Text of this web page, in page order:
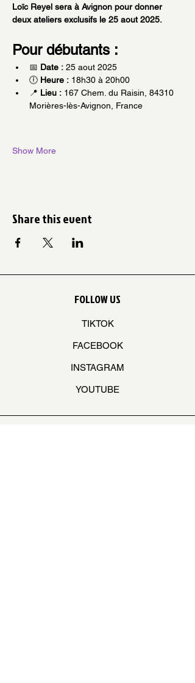
Loïc Reyel sera à Avignon pour donner
deux ateliers exclusifs le 25 aout 2025.
Pour débutants :
📅 Date : 25 aout 2025
🕕 Heure : 18h30 à 20h00
📍 Lieu : 167 Chem. du Raisin, 84310
Morières-lès-Avignon, France
Show More
Share this event
FOLLOW US
TIKTOK
FACEBOOK
INSTAGRAM
YOUTUBE